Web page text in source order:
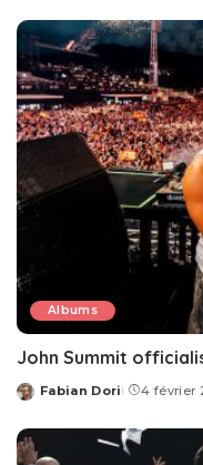
Albums
John Summit
Posted
Fabian Dori 4 février